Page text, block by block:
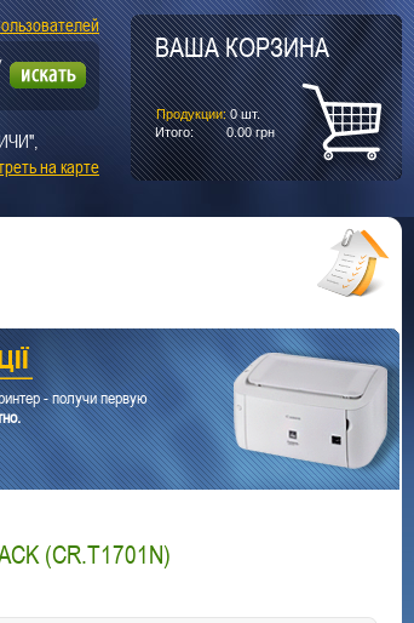
- получи первую
(CR.T1701N)
ВАША КОРЗИНА
Продукции: 0шт.
Итого:
0.00 грн
на карте